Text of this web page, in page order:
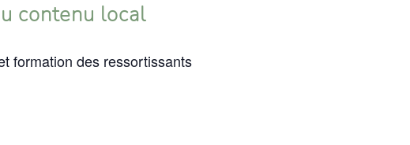
contenu local
formation des ressortissants